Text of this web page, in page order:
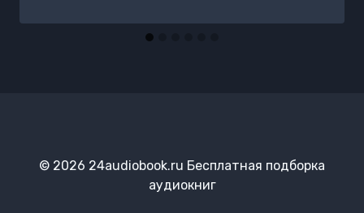
© 2026 24audiobook.ru Бесплатная подборка
аудиокниг